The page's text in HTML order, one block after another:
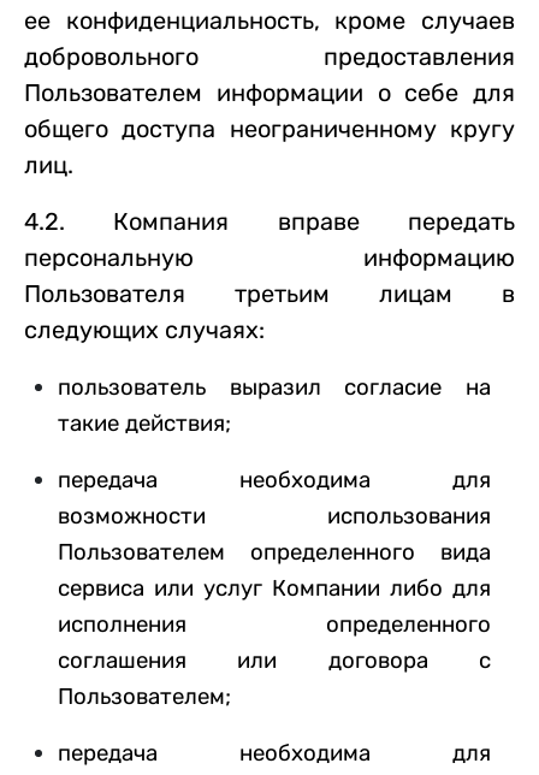
ее конфиденциальность, кроме случаев
добровольного предоставления
Пользователем информации о себе для
общего доступа неограниченному кругу
лиц.
4.2. Компания вправе передать
персональную информацию
Пользователя третьим лицам в
следующих случаях:
пользователь выразил согласие на
такие действия;
передача необходима для
возможности использования
Пользователем определенного вида
сервиса или услуг Компании либо для
исполнения определенного
соглашения или договора с
Пользователем;
передача необходима для